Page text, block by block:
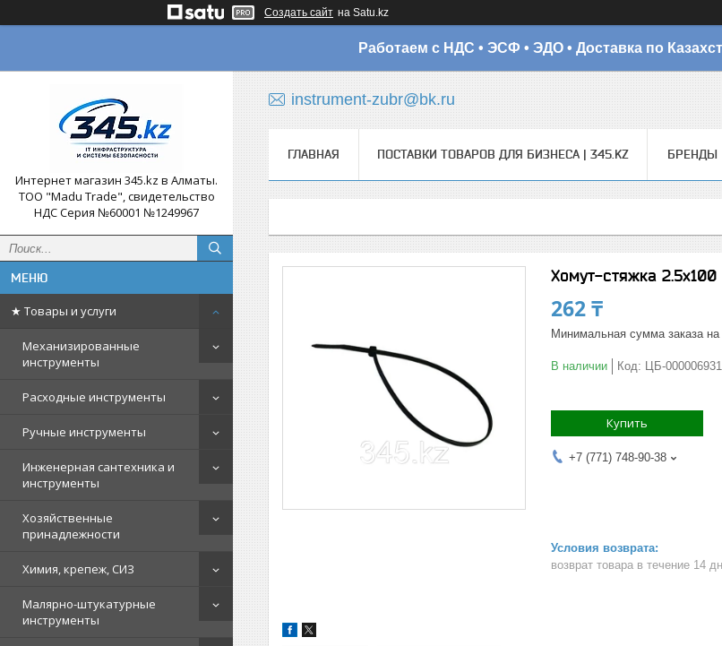
Создать сайт на Satu.kz
Работаем с НДС • ЭСФ • ЭДО • Доставка по
Интернет магазин 345.kz в Алматы.
ТОО "Madu Trade", свидетельство
НДС Серия №60001 №1249967
★ Товары и услуги
Механизированные
инструменты
Расходные инструменты
Ручные инструменты
Инженерная сантехника и
инструменты
Хозяйственные
принадлежности
Химия, крепеж, СИЗ
Малярно-штукатурные
инструменты
instrument-zubr@bk.ru
ГЛАВНАЯ ПОСТАВКИ ТОВАРОВ ДЛЯ БИЗНЕСА | 345.KZ БРЕНДЫ
Хомут-стяжка
262 ₸
Минимальная сумма заказа
В наличии Код: ЦБ-
Купить
+7 (771) 748-90-38
возврат товара в течение 14